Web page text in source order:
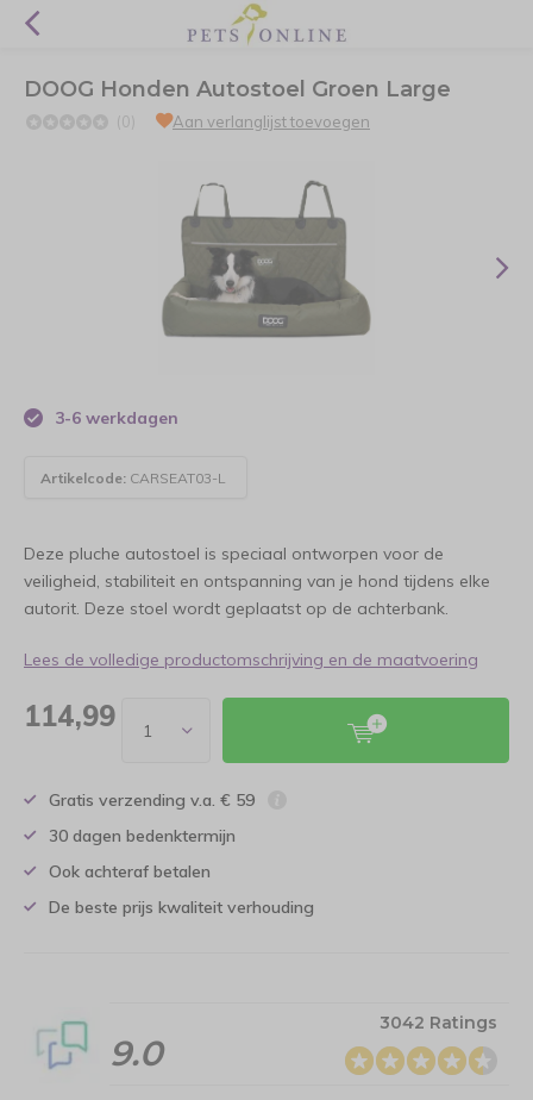
DOOG Honden Autostoel Groen Large
(0) Aan verlanglijst toevoegen
3-6 werkdagen
Artikelcode: CARSEAT03-L
Deze pluche autostoel is speciaal ontworpen voor de
veiligheid, stabiliteit en ontspanning van je hond tijdens elke
autorit. Deze stoel wordt geplaatst op de achterbank.
Lees de volledige productomschrijving en de maatvoering
114,99
Gratis verzending v.a. € 59
30 dagen bedenktermijn
Ook achteraf betalen
De beste prijs kwaliteit verhouding
9.0
3042 Ratings